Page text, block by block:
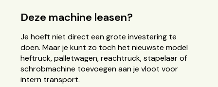
Deze machine leasen?
Je hoeft niet direct een grote investering te
doen. Maar je kunt zo toch het nieuwste model
heftruck, palletwagen, reachtruck, stapelaar of
schrobmachine toevoegen aan je vloot voor
intern transport.